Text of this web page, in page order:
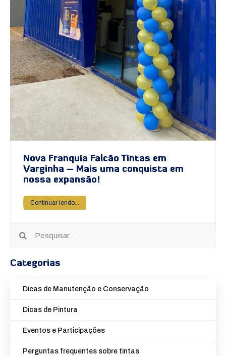
Nova Franquia Falcão Tintas em
Varginha – Mais uma conquista em
nossa expansão!
Continuar lendo...
Categorias
Dicas de Manutenção e Conservação
Dicas de Pintura
Eventos e Participações
Perguntas frequentes sobre tintas